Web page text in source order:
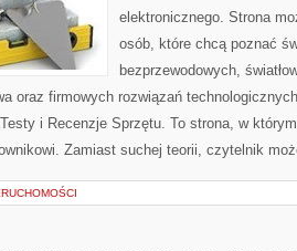
elektronicznego. Strona
osób, które chcą poznać
bezprzewodowych,
oraz firmowych rozwiązań
i Recenzje Sprzętu. To strona, w
Zamiast suchej teorii, czytelnik